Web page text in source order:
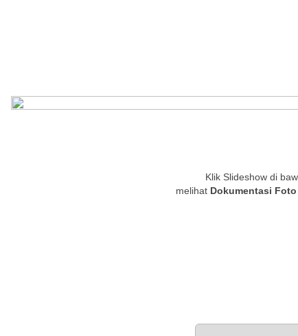
Klik Slideshow di
melihat Dokumentasi Foto